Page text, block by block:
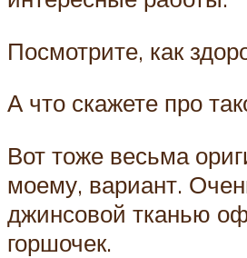
Посмотрите, как
А что скажете про
Вот тоже весьма
моему, вариант.
джинсовой тканью
горшочек.